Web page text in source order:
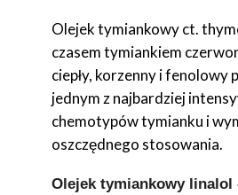
Olejek tymiankowy ct.
czasem tymiankiem
ciepły, korzenny i fenolowy
jednym z najbardziej
chemotypów tymianku i
oszczędnego stosowania.
Olejek tymiankowy linalol